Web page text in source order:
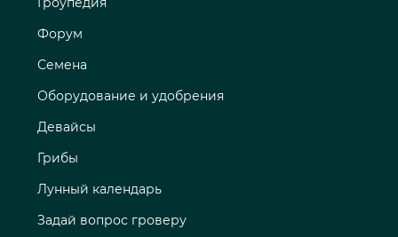
Форум
Семена
Оборудование и удобрения
Девайсы
Грибы
Лунный календарь
Задай вопрос гроверу